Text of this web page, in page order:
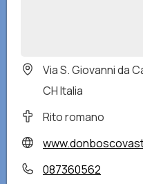
Via S. Giovanni da
CH Italia
Rito romano
087360562